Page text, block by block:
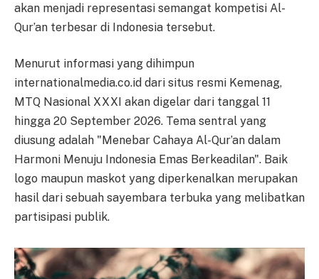
akan menjadi representasi semangat kompetisi Al-
Qur’an terbesar di Indonesia tersebut.
Menurut informasi yang dihimpun
internationalmedia.co.id dari situs resmi Kemenag,
MTQ Nasional XXXI akan digelar dari tanggal 11
hingga 20 September 2026. Tema sentral yang
diusung adalah "Menebar Cahaya Al-Qur’an dalam
Harmoni Menuju Indonesia Emas Berkeadilan". Baik
logo maupun maskot yang diperkenalkan merupakan
hasil dari sebuah sayembara terbuka yang melibatkan
partisipasi publik.